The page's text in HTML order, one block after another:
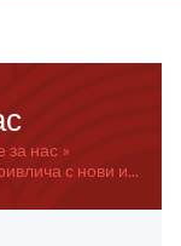
за нас
с нови и...